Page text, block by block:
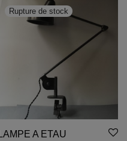
LAMPE A ETAU